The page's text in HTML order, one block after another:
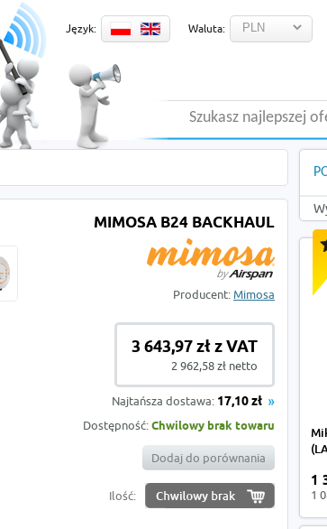
Język: Waluta:
Szukasz najlepszej
MIMOSA B24 BACKHAUL
Producent: Mimosa
3 643,97 zł z VAT
2 962,58 zł netto
Najtańsza dostawa: 17,10 zł
Dostępność:Chwilowy brak towaru
Dodaj do porównania
Ilość:
1
1